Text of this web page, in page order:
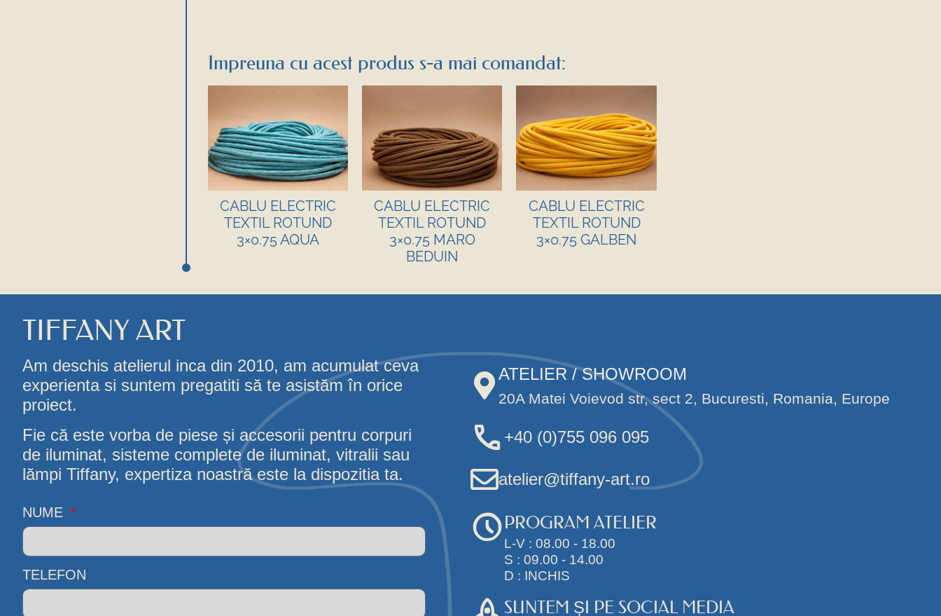
Impreuna cu acest produs s-a mai comandat:
CABLU ELECTRIC
TEXTIL ROTUND
3×0.75 AQUA
CABLU ELECTRIC
TEXTIL ROTUND
3×0.75 MARO
BEDUIN
CABLU ELECTRIC
TEXTIL ROTUND
3×0.75 GALBEN
TIFFANY ART
Am deschis atelierul inca din 2010, am acumulat ceva
experienta si suntem pregatiti să te asistăm în orice
proiect.
Fie că este vorba de piese și accesorii pentru corpuri
de iluminat, sisteme complete de iluminat, vitralii sau
lămpi Tiffany, expertiza noastră este la dispozitia ta.
NUME
TELEFON
ATELIER / SHOWROOM
20A Matei Voievod str, sect 2, Bucuresti, Romania, Europe
+40 (0)755 096 095
atelier@tiffany-art.ro
PROGRAM ATELIER
L-V : 08.00 - 18.00
S : 09.00 - 14.00
D : INCHIS
SUNTEM ȘI PE SOCIAL MEDIA